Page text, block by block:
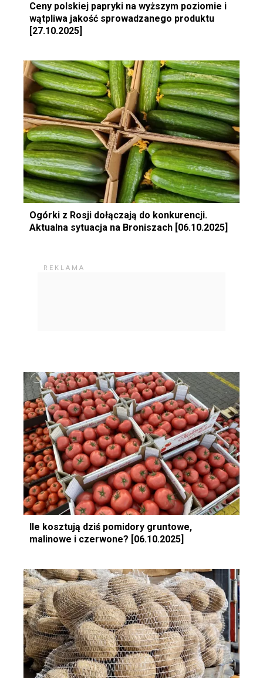
Ceny polskiej papryki na wyższym poziomie i
wątpliwa jakość sprowadzanego produktu
[27.10.2025]
Ogórki z Rosji dołączają do konkurencji.
Aktualna sytuacja na Broniszach [06.10.2025]
Ile kosztują dziś pomidory gruntowe,
malinowe i czerwone? [06.10.2025]